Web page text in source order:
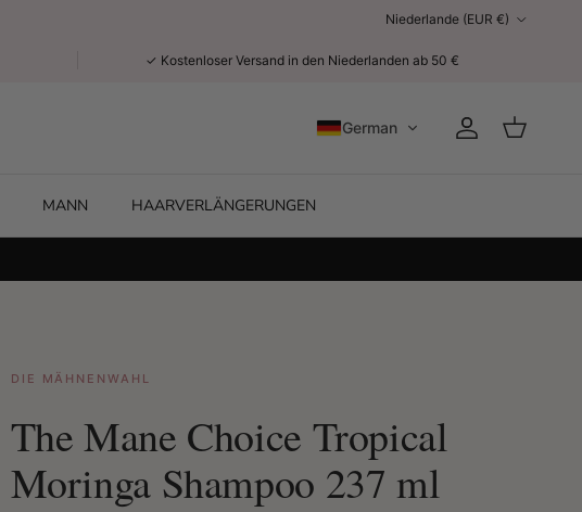
Niederlande (EUR €)
✓ Kostenloser Versand in den Niederlanden ab 50 €
German Konto
MANN HAARVERLÄNGERUNGEN
DIE MÄHNENWAHL
The Mane Choice Tropical
Moringa Shampoo 237 ml